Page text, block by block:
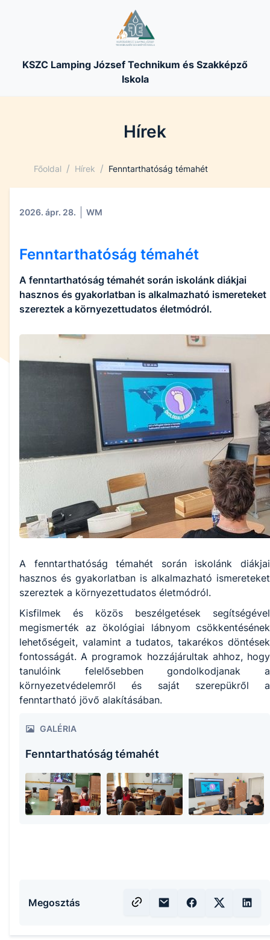
KSZC Lamping József Technikum és Szakképző
Iskola
Hírek
Főoldal / Hírek / Fenntarthatóság témahét
2026. ápr. 28. WM
Fenntarthatóság témahét
A fenntarthatóság témahét során iskolánk diákjai
hasznos és gyakorlatban is alkalmazható ismereteket
szereztek a környezettudatos életmódról.
A fenntarthatóság témahét során iskolánk diákjai
hasznos és gyakorlatban is alkalmazható ismereteket
szereztek a környezettudatos életmódról.
Kisfilmek és közös beszélgetések segítségével
megismerték az ökológiai lábnyom csökkentésének
lehetőségeit, valamint a tudatos, takarékos döntések
fontosságát. A programok hozzájárultak ahhoz, hogy
tanulóink felelősebben gondolkodjanak a
környezetvédelemről és saját szerepükről a
fenntartható jövő alakításában.
GALÉRIA
Fenntarthatóság témahét
Megosztás